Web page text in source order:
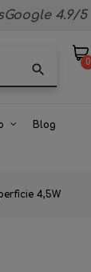
4.9/5
search 0
Blog
4,5W